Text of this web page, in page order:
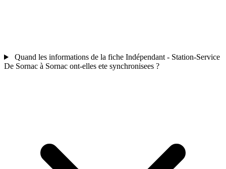
Quand les informations de la fiche Indépendant - Station-Service
De Sornac à Sornac ont-elles ete synchronisees ?